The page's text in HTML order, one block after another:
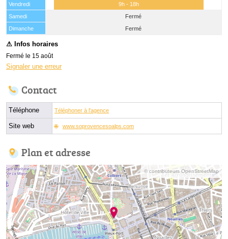
Vendredi
9h - 18h
Samedi
(15 août)
Fermé
Dimanche
Fermé
Fermé le 15 août
Signaler une erreur
Contact
Téléphone Téléphoner à l'agence
Site web www.soprovencesoalps.com
Plan et adresse
© contributeurs OpenStreetMap